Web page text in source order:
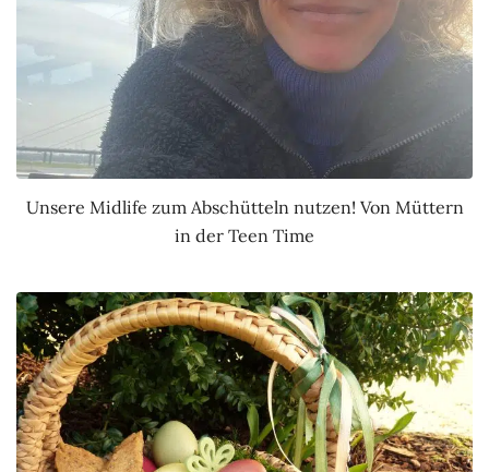
Unsere Midlife zum Abschütteln nutzen! Von Müttern
in der Teen Time